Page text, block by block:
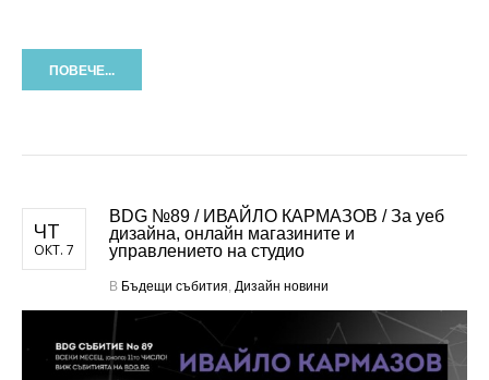
ПОВЕЧЕ...
ЧТ
ОКТ. 7
BDG №89 / ИВАЙЛО КАРМАЗОВ / За уеб
дизайна, онлайн магазините и
управлението на студио
В Бъдещи събития Дизайн новини